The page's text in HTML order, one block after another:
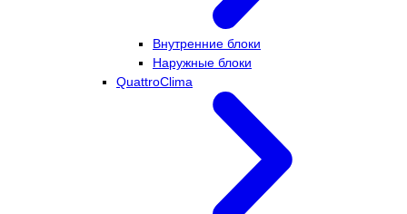
Внутренние блоки
Наружные блоки
QuattroClima